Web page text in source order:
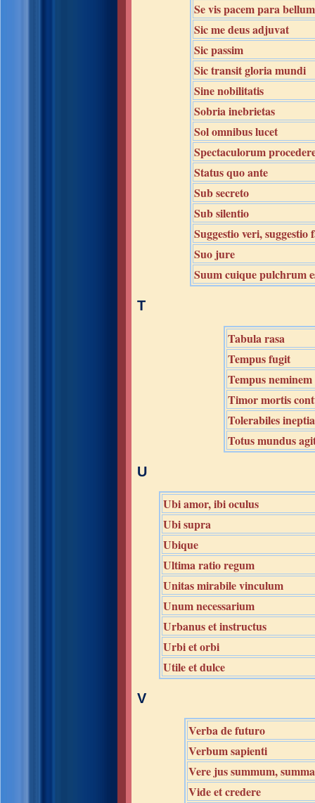
Se vis pacem para bellum
Sic me deus adjuvat
Sic passim
Sic transit gloria mundi
Sine nobilitatis
Sobria inebrietas
Sol omnibus lucet
Spectaculorum
Status quo ante
Sub secreto
Sub silentio
Suggestio veri, suggestio
Suo jure
Suum cuique pulchrum
T
Tabula rasa
Tempus fugit
Tempus
Timor mortis
Tolerabiles
Totus mundus
U
Ubi amor, ibi oculus
Ubi supra
Ubique
Ultima ratio regum
Unitas mirabile vinculum
Unum necessarium
Urbanus et instructus
Urbi et orbi
Utile et dulce
V
Verba de futuro
Verbum sapienti
Vere jus summum,
Vide et credere